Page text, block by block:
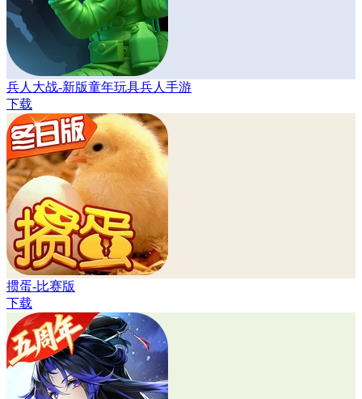
兵人大战-新版童年玩具兵人手游
下载
掼蛋-比赛版
下载